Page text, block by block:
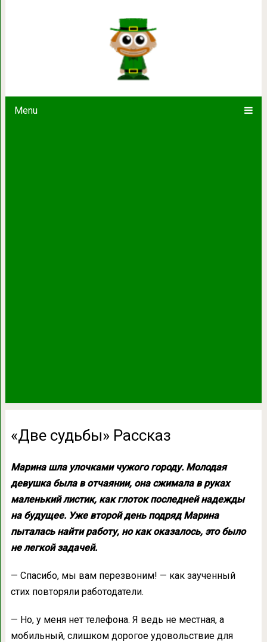
Menu
«Две судьбы» Рассказ
Марина шла улочками чужого городу. Молодая
девушка была в отчаянии, она сжимала в руках
маленький листик, как глоток последней надежды
на будущее. Уже второй день подряд Марина
пыталась найти работу, но как оказалось, это было
не легкой задачей.
— Спасибо, мы вам перезвоним! — как заученный
стих повторяли работодатели.
— Но, у меня нет телефона. Я ведь не местная, а
мобильный, слишком дорогое удовольствие для